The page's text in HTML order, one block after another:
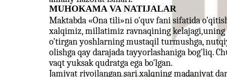
MUHOKAMA VA NATIJALAR
Maktabda «Ona tili»ni o'quv fani sifatida
xalqimiz, millatimiz ravnaqining kelajagi,uning
o'tirgan yoshlarning mustaqil turmushga,
olishga qay darajada tayyorlashaniga bog'liq.
vaqt yuksak qudratga ega bo'lgan.
Jamiyat rivojlangan sari xalqning madaniyat